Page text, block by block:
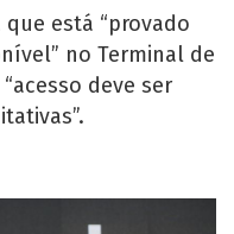
está “provado
no Terminal de
deve ser